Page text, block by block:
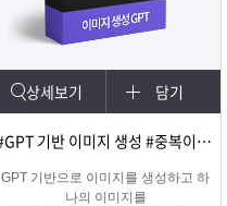
상세보기 담기
#GPT 기반 이미지 생성 #중복이미지 #유사이미지
GPT 기반으로 이미지를 생성하고 하
나의 이미지를